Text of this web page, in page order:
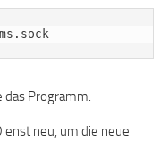
das Programm.
neu, um die neue